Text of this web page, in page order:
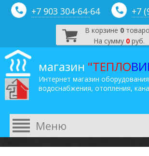
+7 903 304-64-64 +7
В корзине 0
На сумму 0 руб.
магазин "ТЕПЛО
Интернет магазин
водоснабжения, отопления,